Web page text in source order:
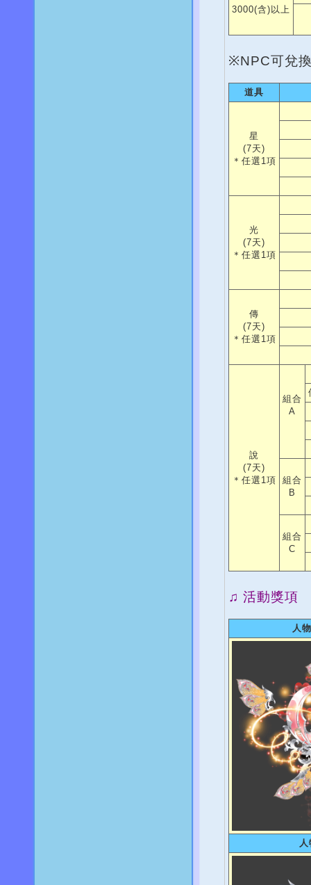
3000(含)以上
※NPC可兌
道具
星
(7天)
＊任選1項
光
(7天)
＊任選1項
傳
(7天)
＊任選1項
說
(7天)
＊任選1項
組合
A
組合
B
組合
C
♫ 活動獎項
人